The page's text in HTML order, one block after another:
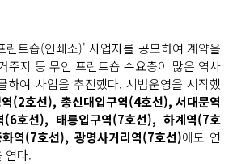
린트숍(인쇄소)' 사업자를 공모하여 계약을
주지 등 무인 프린트숍 수요층이 많은 역사
하여 사업을 추진했다. 시범운영을 시작했
(2호선), 총신대입구역(4호선), 서대문역
(6호선), 태릉입구역(7호선), 하계역(7호
역(7호선), 광명사거리역(7호선)에도 연
연다.